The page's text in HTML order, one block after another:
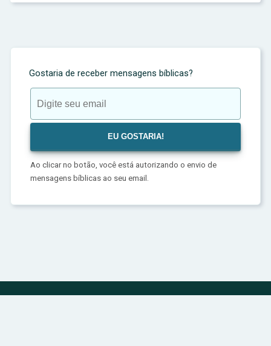
Gostaria de receber mensagens bíblicas?
Ao clicar no botão, você está autorizando o envio de
mensagens bíblicas ao seu email.